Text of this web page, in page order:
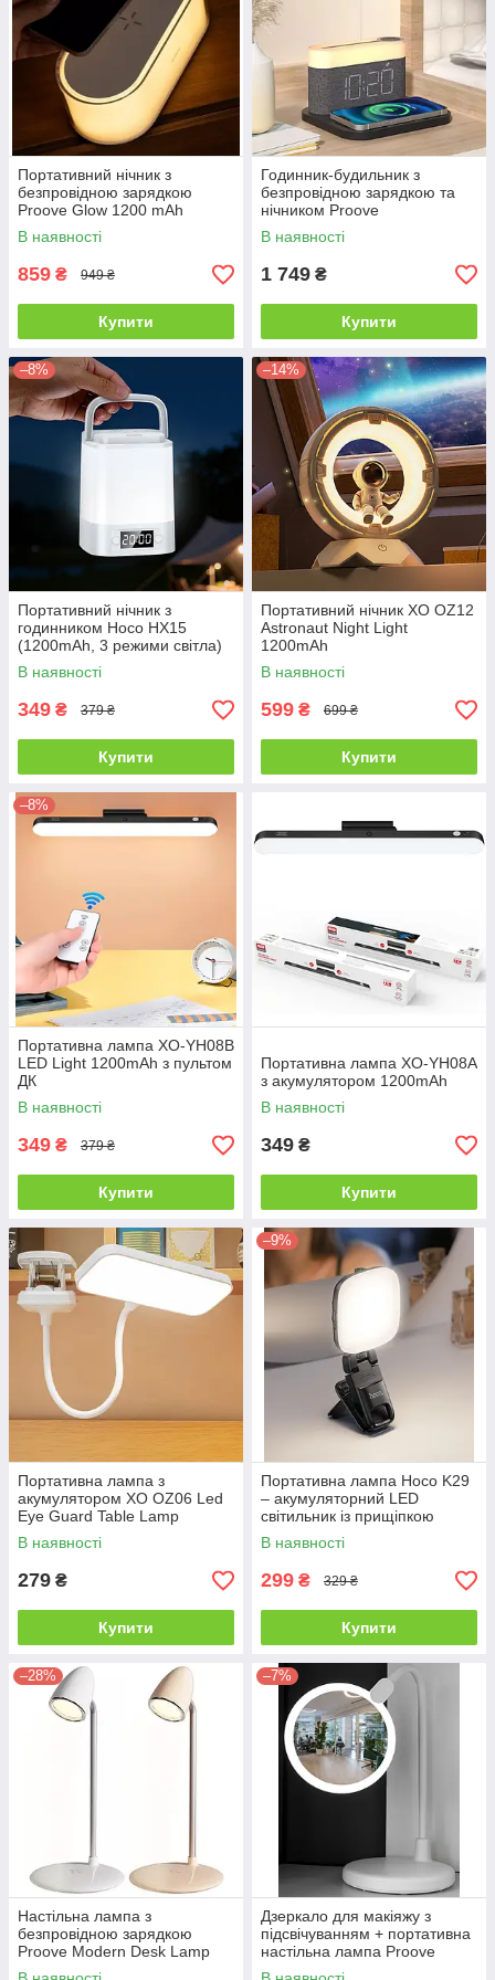
і недорого коштують. З допомогою такого освітлювального
приладу можна створити по-справжньому «розумний»
інтер'єр. Доставляємо USB-лампи у всі регіони України,
можлива оплата при отриманні післяплатою. Купуйте сучасні
гаджети у перевіреного постачальника з відмінною
репутацією!
Портативний нічник з
безпровідною зарядкою
Proove Glow 1200 mAh
В наявності
859 ₴ 949 ₴
Купити
Годинник-будильник з
безпровідною зарядкою та
нічником Proove
В наявності
1 749 ₴
Купити
–8%
Портативний нічник з
годинником Hoco HX15
(1200mAh, 3 режими світла)
В наявності
349 ₴ 379 ₴
Купити
–14%
Портативний нічник XO OZ12
Astronaut Night Light
1200mAh
В наявності
599 ₴ 699 ₴
Купити
–8%
Портативна лампа XO-YH08B
LED Light 1200mAh з пультом
ДК
В наявності
349 ₴ 379 ₴
Купити
Портативна лампа XO-YH08A
з акумулятором 1200mAh
В наявності
349 ₴
Купити
Портативна лампа з
акумулятором XO OZ06 Led
Eye Guard Table Lamp
В наявності
279 ₴
Купити
–9%
Портативна лампа Hoco K29
– акумуляторний LED
світильник із прищіпкою
В наявності
299 ₴ 329 ₴
Купити
–28%
Настільна лампа з
безпровідною зарядкою
Proove Modern Desk Lamp
–7%
Дзеркало для макіяжу з
підсвічуванням + портативна
настільна лампа Proove